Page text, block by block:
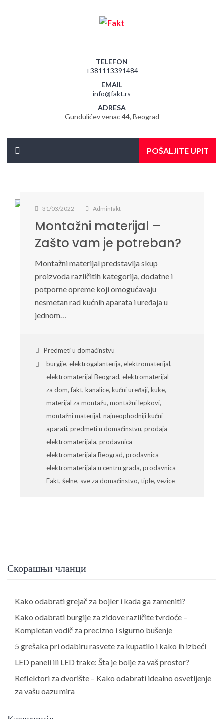
TELEFON
+381113391484
EMAIL
info@fakt.rs
ADRESA
Gundulićev venac 44, Beograd
POŠALJITE UPIT
31/03/2022 Adminfakt
Montažni materijal –
Zašto vam je potreban?
Montažni materijal predstavlja skup
proizvoda različitih kategorija, dodatne i
potporne opreme koji omogućavaju
nesmetan rad kućnih aparata i uređaja u
jednom…
Predmeti u domaćinstvu
burgije, elektrogalanterija, elektromaterijal,
elektromaterijal Beograd, elektromaterijal
za dom,fakt, kanalice, kućni uređaji, kuke,
materijal za montažu, montažni lepkovi,
montažni materijal, najneophodniji kućni
aparati, predmeti u domaćinstvu, prodaja
elektromaterijala, prodavnica
elektromaterijala Beograd, prodavnica
elektromaterijala u centru grada, prodavnica
Fakt, šelne, sve za domaćinstvo, tiple, vezice
Скорашњи чланци
Kako odabrati grejač za bojler i kada ga zameniti?
Kako odabrati burgije za zidove različite tvrdoće –
Kompletan vodič za precizno i sigurno bušenje
5 grešaka pri odabiru rasvete za kupatilo i kako ih izbeći
LED paneli ili LED trake: Šta je bolje za vaš prostor?
Reflektori za dvorište – Kako odabrati idealno osvetljenje
za vašu oazu mira